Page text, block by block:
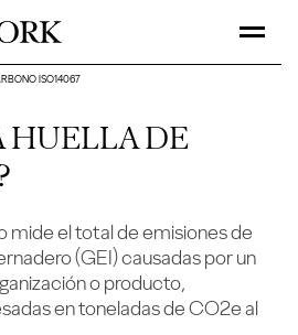
ISO14067
HUELLA DE
mide el total de emisiones de
(GEI) causadas por un
o producto,
en toneladas de CO2e al